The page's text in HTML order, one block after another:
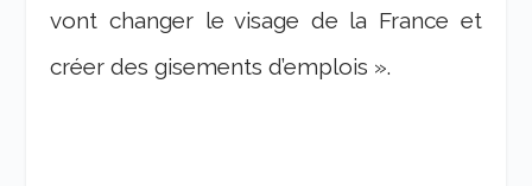
vont changer le visage de la France et
créer des gisements d’emplois ».